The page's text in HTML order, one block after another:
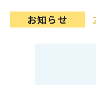
お知らせ